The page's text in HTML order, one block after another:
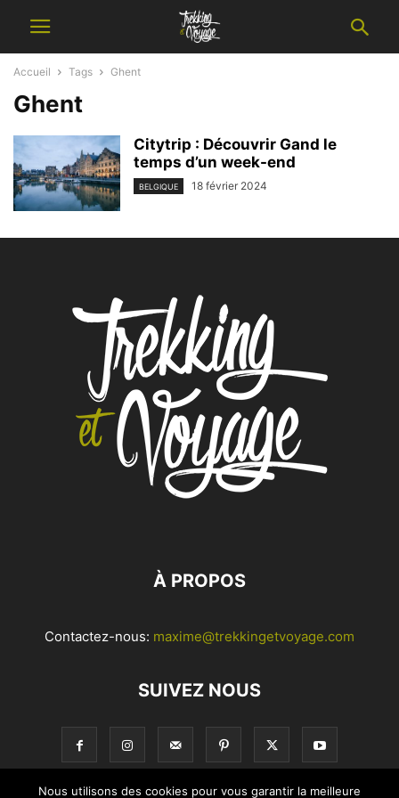
Accueil Tags Ghent
Ghent
Citytrip : Découvrir Gand le
temps d’un week-end
BELGIQUE 18 février 2024
À PROPOS
Contactez-nous: maxime@trekkingetvoyage.com
SUIVEZ NOUS
Nous utilisons des cookies pour vous garantir la meilleure